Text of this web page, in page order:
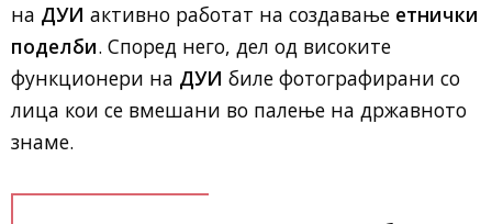
на ДУИ активно работат на создавање етнички
поделби. Според него, дел од високите
функционери на ДУИ биле фотографирани со
лица кои се вмешани во палење на државното
знаме.